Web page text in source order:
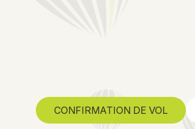
CONFIRMATION DE VOL